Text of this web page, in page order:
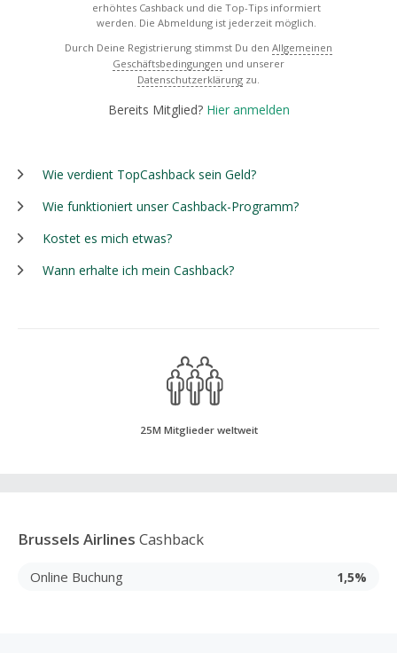
erhöhtes Cashback und die Top-Tips informiert
werden. Die Abmeldung ist jederzeit möglich.
Durch Deine Registrierung stimmst Du den Allgemeinen
Geschäftsbedingungen und unserer
Datenschutzerklärung zu.
Bereits Mitglied? Hier anmelden
Wie verdient TopCashback sein Geld?
Wie funktioniert unser Cashback-Programm?
Kostet es mich etwas?
Wann erhalte ich mein Cashback?
25M Mitglieder weltweit
Brussels Airlines Cashback
Online Buchung 1,5%